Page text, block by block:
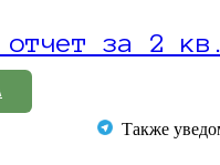
отчет за 2
Также